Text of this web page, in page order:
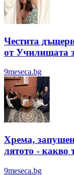
Честита
от Училищата
9meseca.bg
Хрема,
лятотo - какво
9meseca.bg